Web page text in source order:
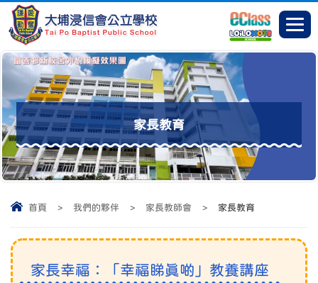
家長教育
首頁 > 我們的夥伴 > 家長教師會 > 家長教育
家長幸福：「幸福睇真啲」教養講座